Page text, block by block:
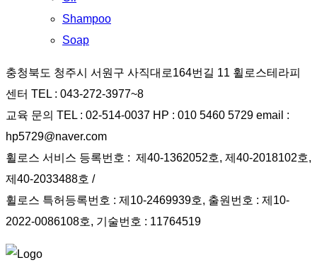
Shampoo
Soap
충청북도 청주시 서원구 사직대로164번길 11 휠로스테라피
센터 TEL : 043-272-3977~8
교육 문의 TEL : 02-514-0037 HP : 010 5460 5729 email :
hp5729@naver.com
휠로스 서비스 등록번호 : 제40-1362052호, 제40-2018102호,
제40-2033488호 /
휠로스 특허등록번호 : 제10-2469939호, 출원번호 : 제10-
2022-0086108호, 기술번호 : 11764519